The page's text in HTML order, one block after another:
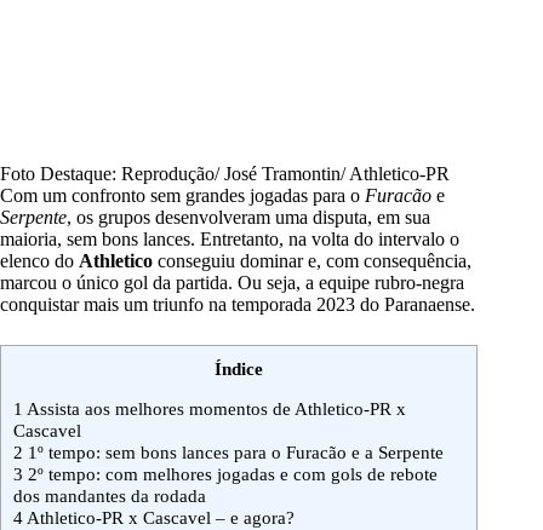
Foto Destaque: Reprodução/ José Tramontin/ Athletico-PR
Com um confronto sem grandes jogadas para o Furacão e
Serpente, os grupos desenvolveram uma disputa, em sua
maioria, sem bons lances. Entretanto, na volta do intervalo o
elenco do Athletico conseguiu dominar e, com consequência,
marcou o único gol da partida. Ou seja, a equipe rubro-negra
conquistar mais um triunfo na temporada 2023 do Paranaense.
Índice
1 Assista aos melhores momentos de Athletico-PR x
Cascavel
2 1º tempo: sem bons lances para o Furacão e a Serpente
3 2º tempo: com melhores jogadas e com gols de rebote
dos mandantes da rodada
4Athletico-PR x Cascavel – e agora?